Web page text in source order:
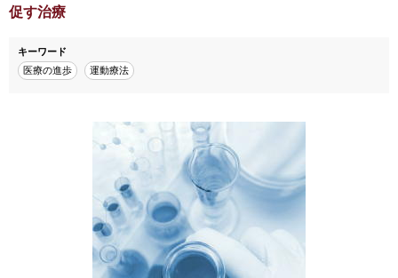
特集・連載
特集・連載 一覧へ
腎臓の健康道
1型ライフ
促す治療
キーワード
医療の進歩
運動療法